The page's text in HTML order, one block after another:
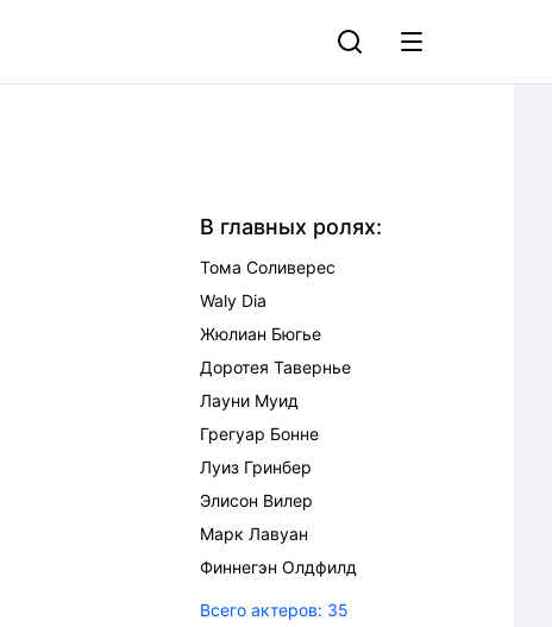
В главных ролях:
Тома Соливерес
Waly Dia
Жюлиан Бюгье
Доротея Тавернье
Лауни Муид
Грегуар Бонне
Луиз Гринбер
Элисон Вилер
Марк Лавуан
Финнегэн Олдфилд
Всего актеров: 35